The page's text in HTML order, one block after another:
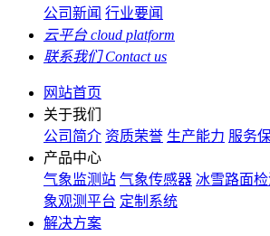
公司新闻 行业要闻
云平台 cloud platform
联系我们 Contact us
网站首页
关于我们
公司简介 资质荣誉 生产能力 服务
产品中心
气象监测站 气象传感器 冰雪路面检
象观测平台 定制系统
解决方案